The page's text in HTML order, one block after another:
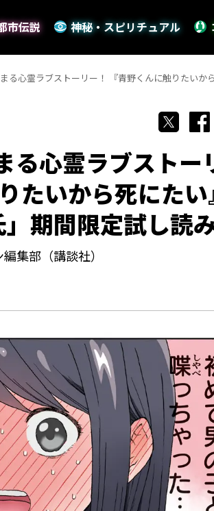
市伝説 神秘・スピリチュアル
る心霊ラブストーリー！ 『青野くんに触りたい
る心霊ラブストー
たいから死にたい
期間限定試し読
集部（講談社）